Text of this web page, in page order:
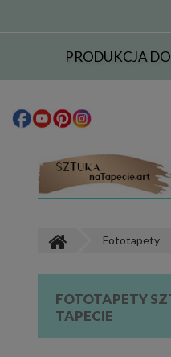
PRODUKCJA
Fototapety
FOTOTAPETY
TAPECIE